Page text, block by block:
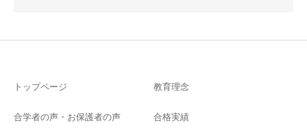
トップページ 教育理念
合学者の声・お保護者の声 合格実績